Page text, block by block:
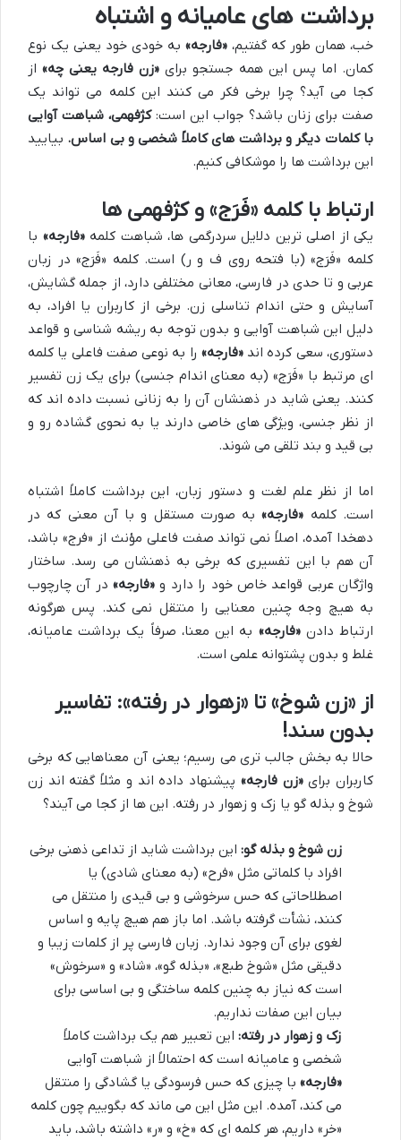
برداشت های عامیانه و اشتباه
خب، همان طور که گفتیم، «فارجه» به خودی خود یعنی یک نوع
کمان. اما پس این همه جستجو برای «زن فارجه یعنی چه» از
کجا می آید؟ چرا برخی فکر می کنند این کلمه می تواند یک
صفت برای زنان باشد؟ جواب این است:کژفهمی، شباهت آوایی
با کلمات دیگر و برداشت های کاملاً شخصی و بی اساس. بیایید
این برداشت ها را موشکافی کنیم.
ارتباط با کلمه «فَرَج» و کژفهمی ها
یکی از اصلی ترین دلایل سردرگمی ها، شباهت کلمه«فارجه» با
کلمه «فَرَج» (با فتحه روی ف و ر) است. کلمه «فَرَج» در زبان
عربی و تا حدی در فارسی، معانی مختلفی دارد، از جمله گشایش،
آسایش و حتی اندام تناسلی زن. برخی از کاربران یا افراد، به
دلیل این شباهت آوایی و بدون توجه به ریشه شناسی و قواعد
دستوری، سعی کرده اند«فارجه» را به نوعی صفت فاعلی یا کلمه
ای مرتبط با «فَرَج» (به معنای اندام جنسی) برای یک زن تفسیر
کنند. یعنی شاید در ذهنشان آن را به زنانی نسبت داده اند که
از نظر جنسی، ویژگی های خاصی دارند یا به نحوی گشاده رو و
بی قید و بند تلقی می شوند.
اما از نظر علم لغت و دستور زبان، این برداشت کاملاً اشتباه
است. کلمه «فارجه»به صورت مستقل و با آن معنی که در
دهخدا آمده، اصلاً نمی تواند صفت فاعلی مؤنث از «فرج» باشد،
آن هم با این تفسیری که برخی به ذهنشان می رسد. ساختار
واژگان عربی قواعد خاص خود را دارد و «فارجه»در آن چارچوب
به هیچ وجه چنین معنایی را منتقل نمی کند. پس هرگونه
ارتباط دادن«فارجه» به این معنا، صرفاً یک برداشت عامیانه،
غلط و بدون پشتوانه علمی است.
از «زن شوخ» تا «زهوار در رفته»: تفاسیر
بدون سند!
حالا به بخش جالب تری می رسیم؛ یعنی آن معناهایی که برخی
کاربران برای«زن فارجه» پیشنهاد داده اند و مثلاً گفته اند زن
شوخ و بذله گو یا زک و زهوار در رفته. این ها از کجا می آیند؟
زن شوخ و بذله گو: این برداشت شاید از تداعی ذهنی برخی
افراد با کلماتی مثل «فرح» (به معنای شادی) یا
اصطلاحاتی که حس سرخوشی و بی قیدی را منتقل می
کنند، نشأت گرفته باشد. اما باز هم هیچ پایه و اساس
لغوی برای آن وجود ندارد. زبان فارسی پر از کلمات زیبا و
دقیقی مثل «شوخ طبع»، «بذله گو»، «شاد» و «سرخوش»
است که نیاز به چنین کلمه ساختگی و بی اساسی برای
بیان این صفات نداریم.
زک و زهوار در رفته: این تعبیر هم یک برداشت کاملاً
شخصی و عامیانه است که احتمالاً از شباهت آوایی
«فارجه» با چیزی که حس فرسودگی یا گشادگی را منتقل
می کند، آمده. این مثل این می ماند که بگوییم چون کلمه
«خر» داریم، هر کلمه ای که «خ» و «ر» داشته باشد، باید